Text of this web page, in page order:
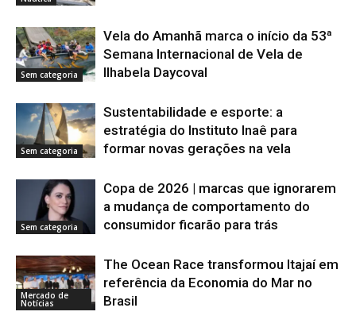
Sem categoria
Vela do Amanhã marca o início da 53ª
Semana Internacional de Vela de
Ilhabela Daycoval
Sem categoria
Sustentabilidade e esporte: a
estratégia do Instituto Inaê para
formar novas gerações na vela
Sem categoria
Copa de 2026 | marcas que ignorarem
a mudança de comportamento do
consumidor ficarão para trás
Mercado de
Notícias
The Ocean Race transformou Itajaí em
referência da Economia do Mar no
Brasil